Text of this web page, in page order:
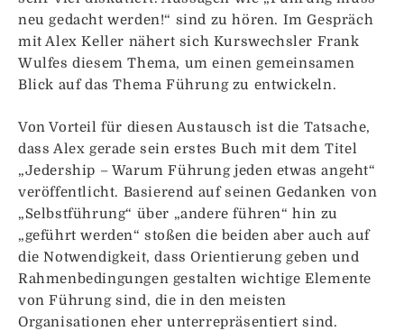
neu gedacht werden!“ sind zu hören. Im Gespräch
mit Alex Keller nähert sich Kurswechsler Frank
Wulfes diesem Thema, um einen gemeinsamen
Blick auf das Thema Führung zu entwickeln.
Von Vorteil für diesen Austausch ist die Tatsache,
dass Alex gerade sein erstes Buch mit dem Titel
„Jedership – Warum Führung jeden etwas angeht“
veröffentlicht. Basierend auf seinen Gedanken von
„Selbstführung“ über „andere führen“ hin zu
„geführt werden“ stoßen die beiden aber auch auf
die Notwendigkeit, dass Orientierung geben und
Rahmenbedingungen gestalten wichtige Elemente
von Führung sind, die in den meisten
Organisationen eher unterrepräsentiert sind.